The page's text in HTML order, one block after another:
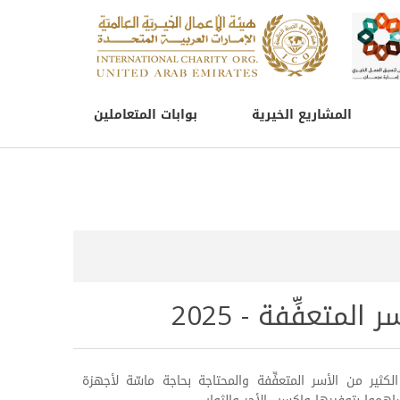
المشاريع الخيرية
- 2025
من الأسر المتعفِّفة والمحتاجة بحاجة ماسّة لأجهزة